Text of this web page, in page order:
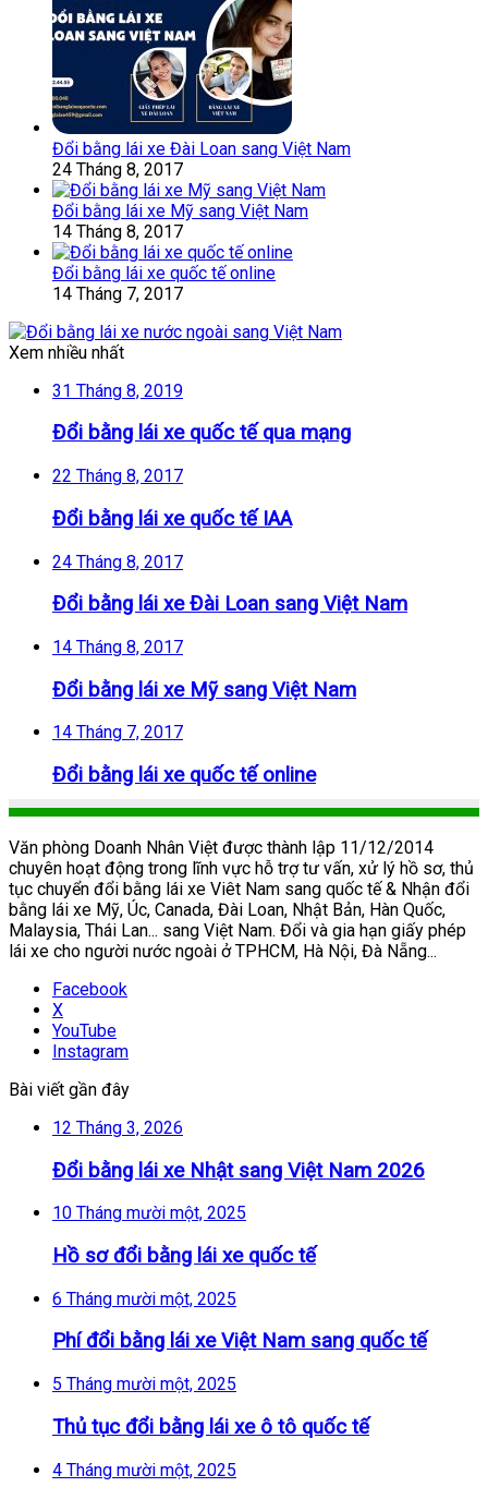
Đổi bằng lái xe Đài Loan sang Việt Nam
24 Tháng 8, 2017
Đổi bằng lái xe Mỹ sang Việt Nam
14 Tháng 8, 2017
Đổi bằng lái xe quốc tế online
14 Tháng 7, 2017
Xem nhiều nhất
31 Tháng 8, 2019
Đổi bằng lái xe quốc tế qua mạng
22 Tháng 8, 2017
Đổi bằng lái xe quốc tế IAA
24 Tháng 8, 2017
Đổi bằng lái xe Đài Loan sang Việt Nam
14 Tháng 8, 2017
Đổi bằng lái xe Mỹ sang Việt Nam
14 Tháng 7, 2017
Đổi bằng lái xe quốc tế online
Văn phòng Doanh Nhân Việt được thành lập 11/12/2014
chuyên hoạt động trong lĩnh vực hỗ trợ tư vấn, xử lý hồ sơ, thủ
tục chuyển đổi bằng lái xe Viêt Nam sang quốc tế & Nhận đổi
bằng lái xe Mỹ, Úc, Canada, Đài Loan, Nhật Bản, Hàn Quốc,
Malaysia, Thái Lan... sang Việt Nam. Đổi và gia hạn giấy phép
lái xe cho người nước ngoài ở TPHCM, Hà Nội, Đà Nẵng...
Facebook
X
YouTube
Instagram
Bài viết gần đây
12 Tháng 3, 2026
Đổi bằng lái xe Nhật sang Việt Nam 2026
10 Tháng mười một, 2025
Hồ sơ đổi bằng lái xe quốc tế
6 Tháng mười một, 2025
Phí đổi bằng lái xe Việt Nam sang quốc tế
5 Tháng mười một, 2025
Thủ tục đổi bằng lái xe ô tô quốc tế
4 Tháng mười một, 2025